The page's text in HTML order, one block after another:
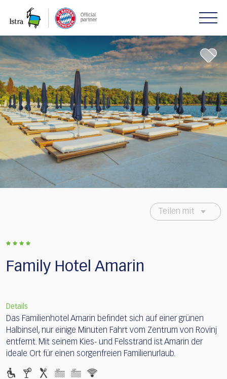
note:
website
includes
an
accessibility
system.
Teilen mit
Family Hotel Amarin
Details
Das Familienhotel Amarin befindet sich auf einer grünen
Halbinsel, nur einige Minuten Fahrt vom Zentrum von Rovinj
entfernt. Mit seinem Kies- und Felsstrand ist Amarin der
ideale Ort für einen sorgenfreien Familienurlaub.